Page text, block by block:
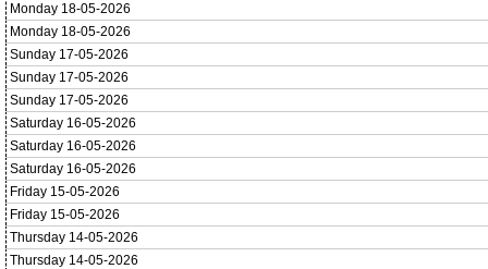
Monday 18-05-2026
Monday 18-05-2026
Sunday 17-05-2026
Sunday 17-05-2026
Sunday 17-05-2026
Saturday 16-05-2026
Saturday 16-05-2026
Saturday 16-05-2026
Friday 15-05-2026
Friday 15-05-2026
Thursday 14-05-2026
Thursday 14-05-2026